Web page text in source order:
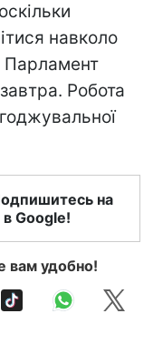
навколо
Парламент
Робота
на
Google!
вам удобно!